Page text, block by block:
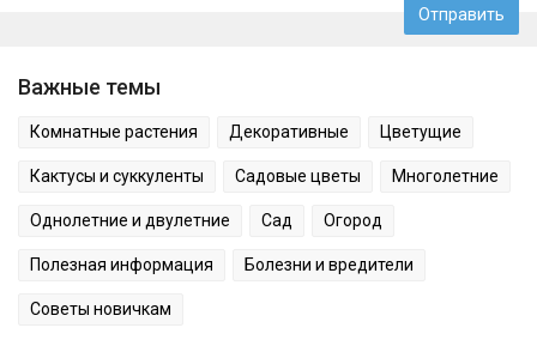
Важные темы
Комнатные растения Декоративные Цветущие
Кактусы и суккуленты Садовые цветы Многолетние
Однолетние и двулетние Сад Огород
Полезная информация Болезни и вредители
Советы новичкам